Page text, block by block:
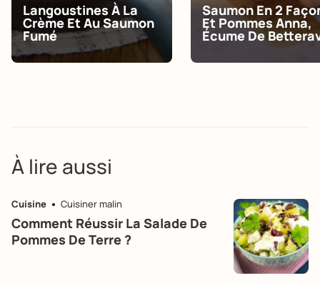
Langoustines À La
Crème Et Au Saumon
Fumé
Saumon En 2
Et Pommes Anna,
Écume De
À lire aussi
Cuisine Cuisiner malin
Comment Réussir La Salade De
Pommes De Terre ?